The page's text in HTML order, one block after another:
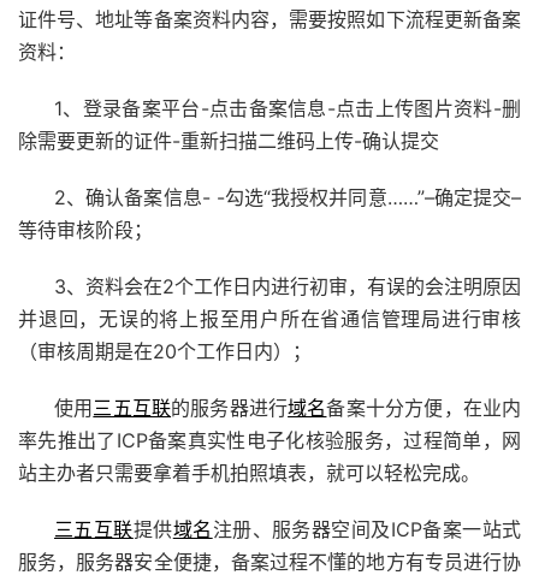
证件号、地址等备案资料内容，需要按照如下流程更新备案
资料：
1、登录备案平台-点击备案信息-点击上传图片资料-删
除需要更新的证件-重新扫描二维码上传-确认提交
2、确认备案信息- -勾选“我授权并同意……”–确定提交–
等待审核阶段；
3、资料会在2个工作日内进行初审，有误的会注明原因
并退回，无误的将上报至用户所在省通信管理局进行审核
（审核周期是在20个工作日内）；
使用三五互联的服务器进行域名备案十分方便，在业内
率先推出了ICP备案真实性电子化核验服务，过程简单，网
站主办者只需要拿着手机拍照填表，就可以轻松完成。
三五互联提供域名 注册、服务器空间及ICP备案一站式
服务，服务器安全便捷，备案过程不懂的地方有专员进行协